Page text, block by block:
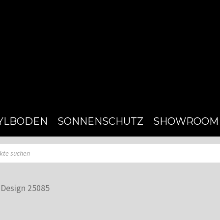
SONNENSCHUTZ SHOWROOM
25085